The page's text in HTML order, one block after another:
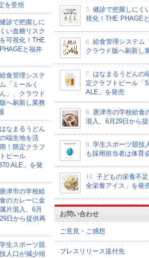
を受領
健診で把握しに
くい血糖リスク
を可視化！THE
PHAGEと福井
給食管理システ
ム「ミールく
ん」、クラウド
版へ刷新し業務
はなまるうどん
の端生地を活
用！限定クラフ
トビール
ALE」を発
唐津市の学校給
食のカレーに金
属片混入、6月
29日から提供再
学生スポーツ競
技人口が減少傾
5. 健診で把握しにく
視化！THE PHAGE
6. 給食管理システム
クラウド版へ刷新し
7. はなまるうどんの
定クラフトビール「
ALE」を発売
8. 唐津市の学校給食
混入、6月29日から
9. 学生スポーツ競技
も採用担当者は体育
10. 子どもの栄養不
全栄養アイス」を発
お問い合わせ
ご意見・ご感想
プレスリリース送付先